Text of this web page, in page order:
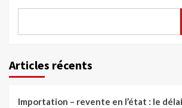
Articles récents
Importation – revente en l’état : le